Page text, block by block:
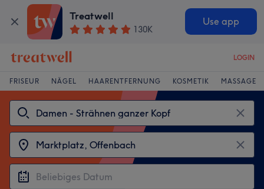
Treatwell
130K
Use app
LOGIN
FRISEUR NÄGEL HAARENTFERNUNG KOSMETIK MASSAGE